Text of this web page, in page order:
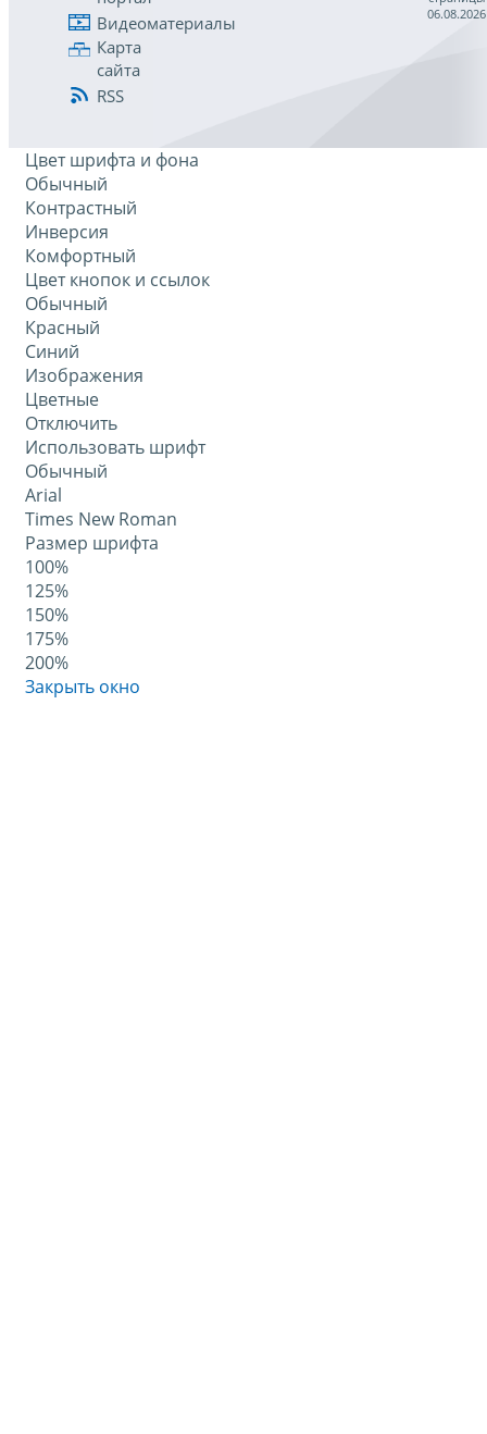
Видеоматериалы
Карта
сайта
RSS
06.08.2026
Цвет шрифта и фона
Обычный
Контрастный
Инверсия
Комфортный
Цвет кнопок и ссылок
Обычный
Красный
Синий
Изображения
Цветные
Отключить
Использовать шрифт
Обычный
Arial
Times New Roman
Размер шрифта
100%
125%
150%
175%
200%
Закрыть окно